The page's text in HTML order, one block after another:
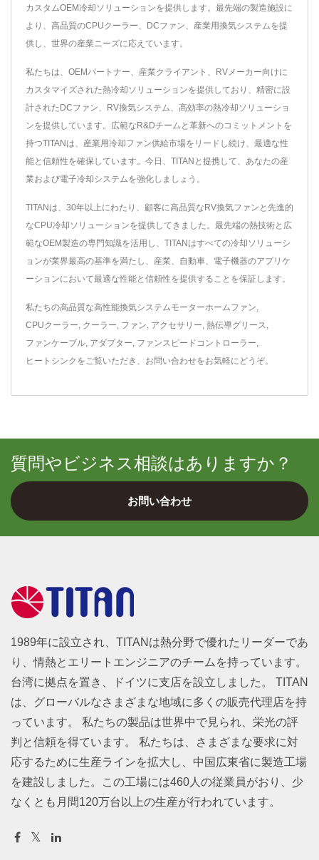
カスタムOEM冷却ソリューションを提供します。最先端の製造施設に
より、高品質のCPUクーラー、DCファン、産業用換気システムを提
供し、世界の産業ニーズに応えています。
私たちは、OEMパートナー、産業クライアント、RVメーカー向けに
カスタマイズされた熱冷却ソリューションを提供しており、精密に設
計されたDCファン、RV換気システム、高効率の熱冷却ソリューショ
ンを提供しています。広範なR&Dチームと革新へのコミットメントを
持つTITANは、産業用冷却ファン供給市場をリードし続け、最適な性
能と信頼性を確保しています。今日、TITANと提携して、あなたの産
業および電子冷却システムを強化しましょう。
TITANは、30年以上にわたり、顧客に高品質なRV換気ファンと先進的
なCPU冷却ソリューションを提供してきました。最先端の熱技術と広
範なOEM製造の専門知識を活用し、TITANはすべての冷却ソリューシ
ョンが業界最高の基準を満たし、産業、自動車、電子機器のアプリケ
ーションにおいて最適な性能と信頼性を提供することを保証します。
私たちの高品質な高性能換気システムモーターホームファン,
CPUクーラー, クーラー, ファン, アクセサリー, 熱伝導グリース,
ファンケーブル, アダプター, ファンスピードコントローラー,
ヒートシンク をご覧いただき、 お問い合わせをお気軽にどうぞ。
質問やビジネス相談はありますか？
お問い合わせ
1989年に設立され、TITANは熱分野で優れたリーダーであ
り、情熱とエリートエンジニアのチームを持っています。
台湾に拠点を置き、ドイツに支店を設立しました。 TITAN
は、グローバルなさまざまな地域に多くの販売代理店を持
っています。 私たちの製品は世界中で見られ、栄光の評
判と信頼を得ています。 私たちは、さまざまな要求に対
応するために生産ラインを拡大し、中国広東省に製造工場
を建設しました。この工場には460人の従業員がおり、少
なくとも月間120万台以上の生産が行われています。